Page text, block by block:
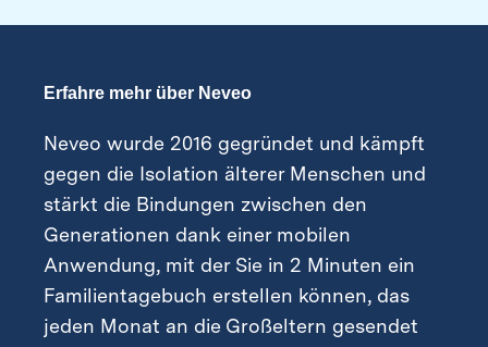
Erfahre mehr über Neveo
Neveo wurde 2016 gegründet und kämpft
gegen die Isolation älterer Menschen und
stärkt die Bindungen zwischen den
Generationen dank einer mobilen
Anwendung, mit der Sie in 2 Minuten ein
Familientagebuch erstellen können, das
jeden Monat an die Großeltern gesendet